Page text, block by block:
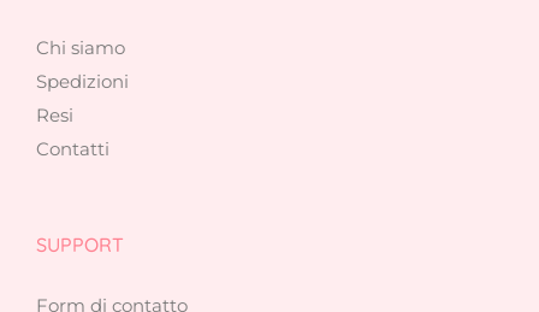
Chi siamo
Spedizioni
Resi
Contatti
SUPPORT
Form di contatto